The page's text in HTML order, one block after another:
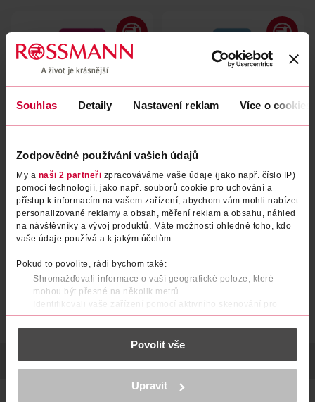
Souhlas Detaily Nastavení reklam Více o cookies
Zodpovědné používání vašich údajů
My a naši 2 partneři zpracováváme vaše údaje (jako např. číslo IP)
pomocí technologií, jako např. souborů cookie pro uchování a
přístup k informacím na vašem zařízení, abychom vám mohli nabízet
personalizované reklamy a obsah, měření reklam a obsahu, náhled
na návštěvníky a vývoj produktů. Máte možnosti ohledně toho, kdo
vaše údaje používá a k jakým účelům.
Pokud to povolíte, rádi bychom také:
Shromažďovali informace o vaší geografické poloze, které
mohou být přesné na několik metrů
Identifikovali vaše zařízení pomocí aktivního skenování pro
konkrétní charakteristiky (otisk prstu)
Zjistěte více o tom, jak zpracováváme vaše osobní údaje, a nastavte
části s podrobnostmi . Svůj souhlas můžete kdykoliv
K provozu stránek, personalizaci obsahu a reklam, funkcí sociálních
médií, analýze návštěvnosti, které mohou nést osobní údaje.
Povolit vše
Upravit
Preventivo
449 Kč
Preventivo
499 Kč
POPIS POČET VYROBENO V VÝROBCE/DODAVATEL